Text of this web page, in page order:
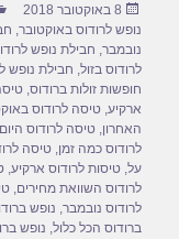
e
b
o
o
k
o
d
o
n
פורסם
בתאריך
8 באוקטובר 2018
נופש לרודוס באוקטובר,
נובמבר, חבילת נופש
לרודוס בזול, חבילת נופש
חופשות זולות ברודוס,
ארקיע,טיסה לרודוס
האחרון,טיסה לרודוס
לרודוס כמה זמן,טיסה
על,טיסות לרודוס ארקיע,
לרודוס השוואת מחירים,
לרודוס נובמבר, נופש
ברודוס הכל כלול, נופש